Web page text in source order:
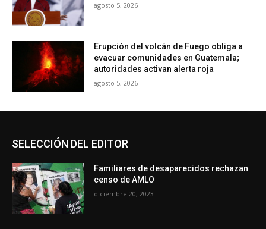
agosto 5, 2026
Erupción del volcán de Fuego obliga a
evacuar comunidades en Guatemala;
autoridades activan alerta roja
agosto 5, 2026
SELECCIÓN DEL EDITOR
Familiares de desaparecidos rechazan
censo de AMLO
diciembre 20, 2023